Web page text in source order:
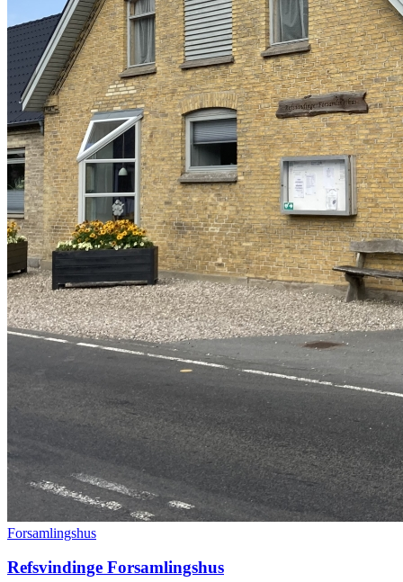
Forsamlingshus
Refsvindinge Forsamlingshus